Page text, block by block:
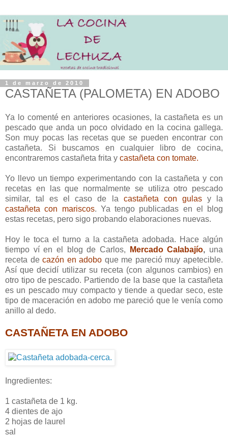
1 de marzo de 2010
CASTAÑETA (PALOMETA) EN ADOBO
Ya lo comenté en anteriores ocasiones, la castañeta es un
pescado que anda un poco olvidado en la cocina gallega.
Son muy pocas las recetas que se pueden encontrar con
castañeta. Si buscamos en cualquier libro de cocina,
encontraremos castañeta frita y castañeta con tomate.
Yo llevo un tiempo experimentando con la castañeta y con
recetas en las que normalmente se utiliza otro pescado
similar, tal es el caso de la castañeta con gulasy la
castañeta con mariscos. Ya tengo publicadas en el blog
estas recetas, pero sigo probando elaboraciones nuevas.
Hoy le toca el turno a la castañeta adobada. Hace algún
tiempo ví en el blog de Carlos,
Mercado Calabajío, una
receta de cazón en adobo que me pareció muy apetecible.
Así que decidí utilizar su receta (con algunos cambios) en
otro tipo de pescado. Partiendo de la base que la castañeta
es un pescado muy compacto y tiende a quedar seco, este
tipo de maceración en adobo me pareció que le venía como
anillo al dedo.
CASTAÑETA EN ADOBO
Ingredientes:
1 castañeta de 1 kg.
4 dientes de ajo
2 hojas de laurel
sal